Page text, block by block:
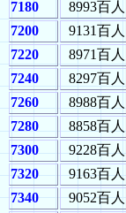
7180
8993百人
7200
9131百人
7220
8971百人
7240
8297百人
7260
8988百人
7280
8858百人
7300
9228百人
7320
9163百人
7340
9052百人